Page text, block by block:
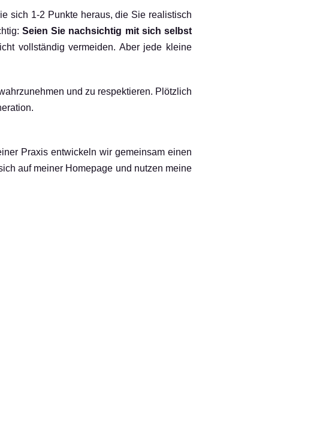
sich 1-2 Punkte heraus, die Sie realistisch
Seien Sie nachsichtig mit sich selbst
vollständig vermeiden. Aber jede kleine
und zu respektieren. Plötzlich
Praxis entwickeln wir gemeinsam einen
auf meiner Homepage und nutzen meine